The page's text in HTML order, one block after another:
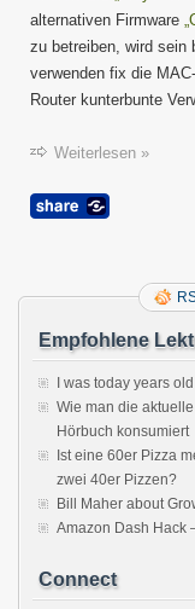
alternativen Firmware
zu betreiben, wird sein
verwenden fix die
Router kunterbunte
Weiterlesen »
Empfohlene
I was today years
Wie man die
Hörbuch konsumiert
Ist eine 60er Pizza
zwei 40er Pizzen?
Bill Maher about
Amazon Dash Hack
Connect